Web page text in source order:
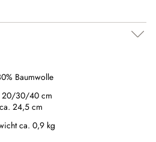
Baumwolle
30/40 cm
24,5 cm
ca. 0,9 kg